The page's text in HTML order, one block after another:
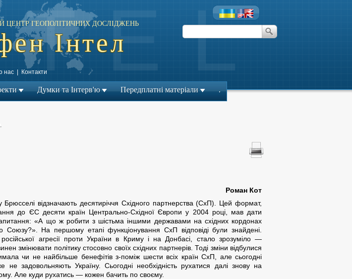
ЦЕНТР ГЕОПОЛІТИЧНИХ ДОСЛІДЖЕНЬ
Інтел
нас| Контакти
Думки та Інтерв'ю Передплатні матеріали .
Роман Кот
Брюсселі відзначають десятиріччя Східного партнерства (СхП). Цей формат,
до ЄС десяти країн Центрально-Східної Європи у 2004 році, мав дати
«А що ж робити з шістьма іншими державами на східних кордонах
Союзу?». На першому етапі функціонування СхП відповіді були знайдені.
агресії проти України в Криму і на Донбасі, стало зрозуміло —
змінювати політику стосовно своїх східних партнерів. Тоді зміни відбулися
чи не найбільше бенефітів з-поміж шести всіх країн СхП, але сьогодні
не задовольняють Україну. Сьогодні необхідність рухатися далі знову на
Але куди рухатись — кожен бачить по своєму.